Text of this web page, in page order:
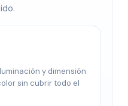
y dimensión
sin cubrir todo el